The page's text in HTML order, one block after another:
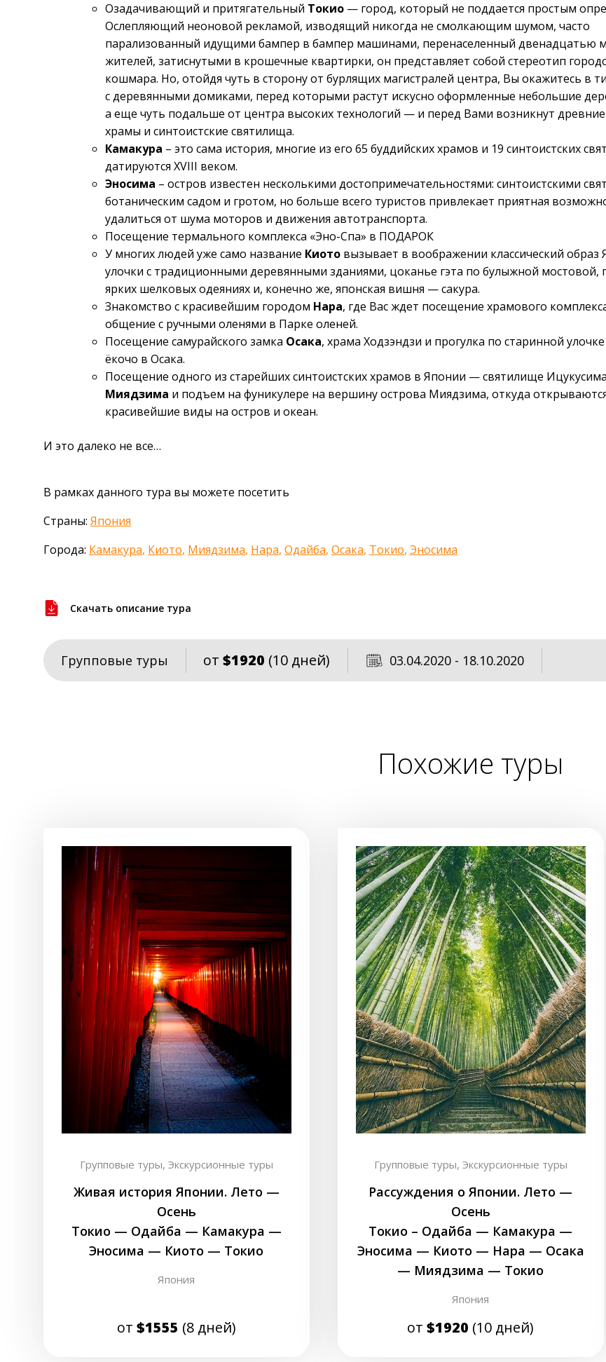
Озадачивающий и притягательный Токио — город, который не поддается простым
Ослепляющий неоновой рекламой, изводящий никогда не смолкающим шумом, часто
парализованный идущими бампер в бампер машинами, перенаселенный двенадцатью
жителей, затиснутыми в крошечные квартирки, он представляет собой стереотип
кошмара. Но, отойдя чуть в сторону от бурлящих магистралей центра, Вы окажитесь в
с деревянными домиками, перед которыми растут искусно оформленные небольшие
а еще чуть подальше от центра высоких технологий — и перед Вами возникнут древние
храмы и синтоистские святилища.
Камакура – это сама история, многие из его 65 буддийских храмов и 19 синтоистских
датируются XVIII веком.
Эносима – остров известен несколькими достопримечательностями: синтоистскими
ботаническим садом и гротом, но больше всего туристов привлекает приятная
удалиться от шума моторов и движения автотранспорта.
Посещение термального комплекса «Эно-Спа» в ПОДАРОК
У многих людей уже само название Киото вызывает в воображении классический образ
улочки с традиционными деревянными зданиями, цоканье гэта по булыжной мостовой,
ярких шелковых одеяниях и, конечно же, японская вишня — сакура.
Знакомство с красивейшим городом Нара, где Вас ждет посещение храмового
общение с ручными оленями в Парке оленей.
Посещение самурайского замка Осака, храма Ходзэндзи и прогулка по старинной
ёкочо в Осака.
Посещение одного из старейших синтоистских храмов в Японии — святилище
Миядзима и подъем на фуникулере на вершину острова Миядзима, откуда
красивейшие виды на остров и океан.
И это далеко не все…
В рамках данного тура вы можете посетить
Страны: Япония
Города: Камакура, Киото, Миядзима, Нара, Одайба, Осака, Токио, Эносима
Скачать описание тура
Групповые туры от $1920 (10 дней) 03.04.2020 - 18.10.2020
Похожие туры
Групповые туры, Экскурсионные туры
Живая история Японии. Лето —
Осень
Токио — Одайба — Камакура —
Эносима — Киото — Токио
Япония
от $1555 (8 дней)
Групповые туры, Экскурсионные туры
Рассуждения о Японии. Лето —
Осень
Токио – Одайба — Камакура —
Эносима — Киото — Нара — Осака
— Миядзима — Токио
Япония
от$1920 (10 дней)